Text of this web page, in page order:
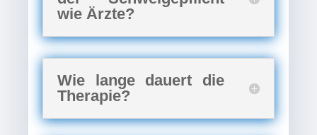
wie Ärzte?
Wie lange dauert die
Therapie?